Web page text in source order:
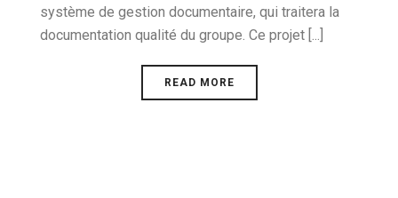
système de gestion documentaire, qui traitera la
documentation qualité du groupe. Ce projet [...]
READ MORE